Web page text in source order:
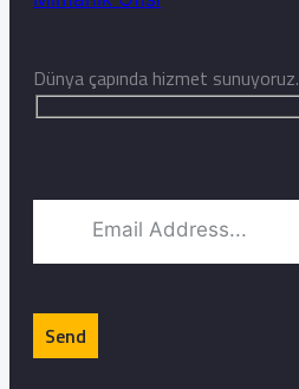
Dünya çapında hizmet sunuyoruz.